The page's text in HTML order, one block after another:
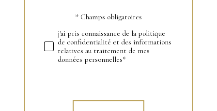
Validation
* Champs obligatoires
j'ai pris connaissance de la politique
de confidentialité et des informations
relatives au traitement de mes
données personnelles*